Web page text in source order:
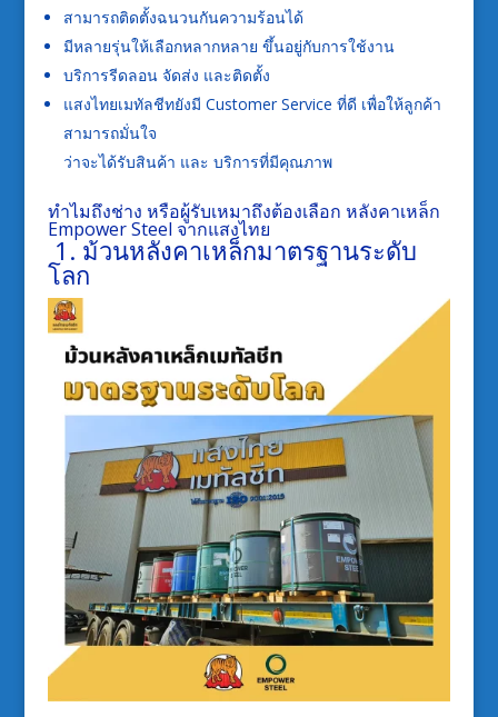
สามารถติดตั้งฉนวนกันความร้อนได้
มีหลายรุ่นให้เลือกหลากหลาย ขึ้นอยู่กับการใช้งาน
บริการรีดลอน จัดส่ง และติดตั้ง
แสงไทยเมทัลชีทยังมี Customer Service ที่ดี เพื่อให้ลูกค้า
สามารถมั่นใจ
ว่าจะได้รับสินค้า และ บริการที่มีคุณภาพ
ทำไมถึงช่าง หรือผู้รับเหมาถึงต้องเลือก หลังคาเหล็ก
Empower Steel จากแสงไทย
1. ม้วนหลังคาเหล็กมาตรฐานระดับ
โลก